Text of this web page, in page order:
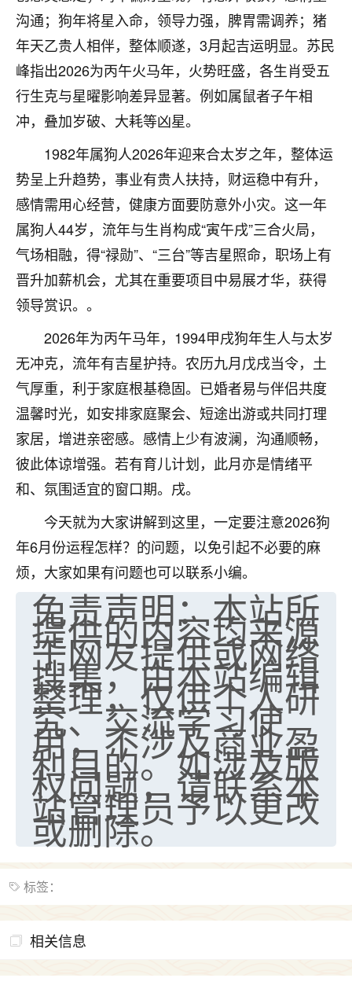
沟通；狗年将星入命，领导力强，脾胃需调养；猪
年天乙贵人相伴，整体顺遂，3月起吉运明显。苏民
峰指出2026为丙午火马年，火势旺盛，各生肖受五
行生克与星曜影响差异显著。例如属鼠者子午相
冲，叠加岁破、大耗等凶星。
1982年属狗人2026年迎来合太岁之年，整体运
势呈上升趋势，事业有贵人扶持，财运稳中有升，
感情需用心经营，健康方面要防意外小灾。这一年
属狗人44岁，流年与生肖构成“寅午戌”三合火局，
气场相融，得“禄勋”、“三台”等吉星照命，职场上有
晋升加薪机会，尤其在重要项目中易展才华，获得
领导赏识。。
2026年为丙午马年，1994甲戌狗年生人与太岁
无冲克，流年有吉星护持。农历九月戊戌当令，土
气厚重，利于家庭根基稳固。已婚者易与伴侣共度
温馨时光，如安排家庭聚会、短途出游或共同打理
家居，增进亲密感。感情上少有波澜，沟通顺畅，
彼此体谅增强。若有育儿计划，此月亦是情绪平
和、氛围适宜的窗口期。戌。
今天就为大家讲解到这里，一定要注意2026狗
年6月份运程怎样？的问题，以免引起不必要的麻
烦，大家如果有问题也可以联系小编。
免责声明：本站所
提供的内容均来源
于网友提供或网络
搜集，由本站编辑
整理，仅供个人研
究、交流学习使
用，不涉及商业盈
利目的。如涉及版
权问题，请联系本
站管理员予以更改
或删除。
标签：
相关信息
金白水清
我也想找老师看看，有没有人给个联系方式的啊？
鹿森：慧来老师微信：gjsy0624
1天前 来自江西
青春168
我也想要，我也想要！
2天前 来自山西 15
Jessica李
老师做不做超度法事？我想给我奶奶做超度，她今年
刚去世了。
七零老顽童
师，安排了超度法事，做梦再也没有梦到过
了，一开始是半信半疑的，图个心安，给亡母
超度，现在看来，人不信也不行。
2天前 来自云南 11
优秀的张同学
老师收徒吗？？我对这些很感兴趣
2天前 来自山西